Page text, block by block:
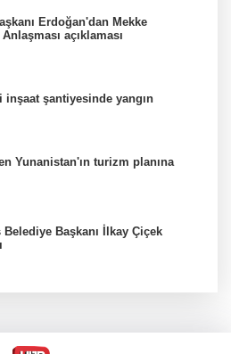
Erdoğan'dan Mekke
açıklaması
inşaat şantiyesinde yangın
Yunanistan'ın turizm planına
Belediye Başkanı İlkay Çiçek